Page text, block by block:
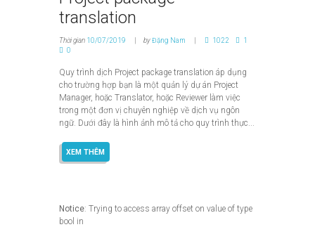
translation
Thời gian 10/07/2019 byĐặng Nam 1022
1
0
Quy trình dịch Project package translation áp dụng
cho trường hợp bạn là một quản lý dự án Project
Manager, hoặc Translator, hoặc Reviewer làm việc
trong một đơn vị chuyên nghiệp về dịch vụ ngôn
ngữ. Dưới đây là hình ảnh mô tả cho quy trình thực...
XEM THÊM
Notice: Trying to access array offset on value of type
bool in